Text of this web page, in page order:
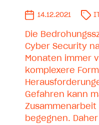
14.12.2021 IT
Die
Cyber Security
Monaten immer
komplexere
Gefahren kann
begegnen.